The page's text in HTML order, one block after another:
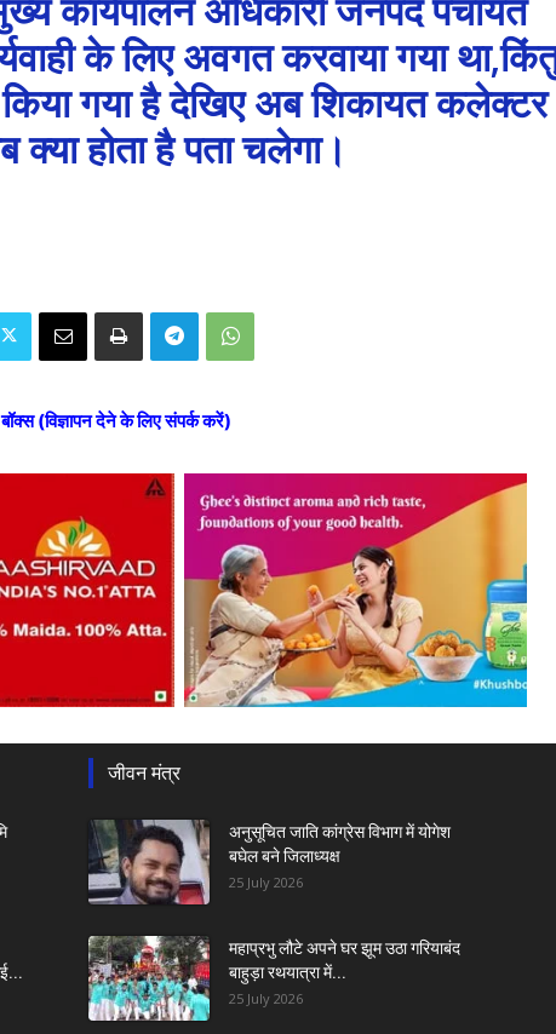
के लिए अवगत करवाया गया
किया गया है देखिए अब शिकायत कलेक्टर
होता है पता चलेगा।
बॉक्स (विज्ञापन देने के लिए संपर्क करें)
जीवन मंत्र
अनुसूचित जाति कांग्रेस विभाग में योगेश
बघेल बने जिलाध्यक्ष
25 July 2026
महाप्रभु लौटे अपने घर झूम उठा गरियाबंद
बाहुड़ा रथयात्रा में...
25 July 2026